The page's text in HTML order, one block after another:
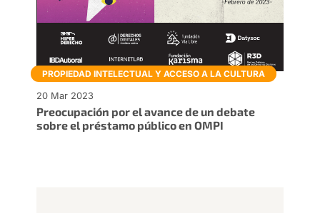
Preocupación por el avance de un debate
sobre el préstamo público en OMPI
20 Mar 2023
PROPIEDAD INTELECTUAL Y ACCESO A LA CULTURA